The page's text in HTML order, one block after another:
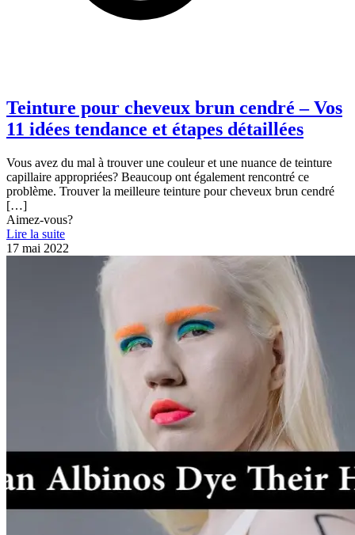
Teinture pour cheveux brun cendré – Vos
11 idées tendance et étapes détaillées
Vous avez du mal à trouver une couleur et une nuance de teinture
capillaire appropriées? Beaucoup ont également rencontré ce
problème. Trouver la meilleure teinture pour cheveux brun cendré
[…]
Aimez-vous?
Lire la suite
17 mai 2022